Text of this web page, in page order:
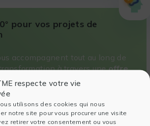
respecte votre vie
utilisons des cookies qui nous
notre site pour vous procurer une visite
retirer votre consentement ou vous
pour vos projets de
accompagnent tout au long de
à travers uneoffre
la sélection des solutions
intégration et déploiement.
DÉCOUVRIR